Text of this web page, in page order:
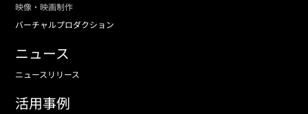
映像・映画制作
バーチャルプロダクション
ニュース
ニュースリリース
活用事例